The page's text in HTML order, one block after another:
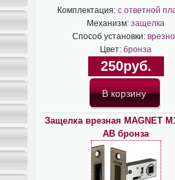
Комплектация: с ответной
Механизм: защелка
Способ установки:
Цвет: бронза
250руб.
Защелка врезная MAGNET
AB бронза